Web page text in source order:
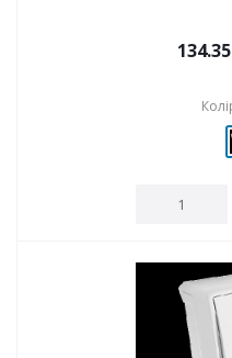
134.35